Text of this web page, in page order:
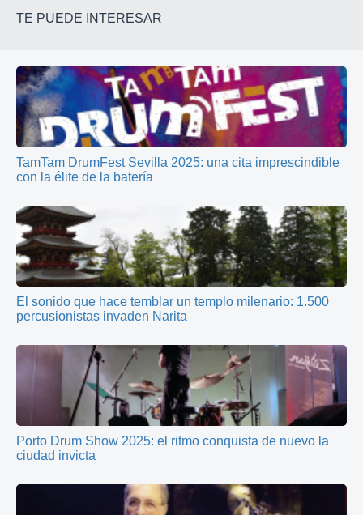
TE PUEDE INTERESAR
TamTam DrumFest Sevilla 2025: una cita imprescindible
con la élite de la batería
El sonido que hace temblar un templo milenario: 1.500
percusionistas invaden Narita
Porto Drum Show 2025: el ritmo conquista de nuevo la
ciudad invicta